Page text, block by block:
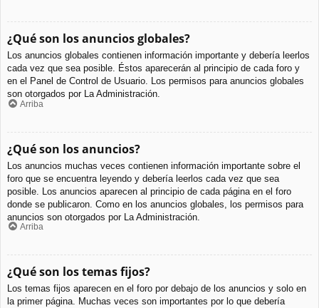
¿Qué son los anuncios globales?
Los anuncios globales contienen información importante y debería leerlos
cada vez que sea posible. Éstos aparecerán al principio de cada foro y
en el Panel de Control de Usuario. Los permisos para anuncios globales
son otorgados por La Administración.
Arriba
¿Qué son los anuncios?
Los anuncios muchas veces contienen información importante sobre el
foro que se encuentra leyendo y debería leerlos cada vez que sea
posible. Los anuncios aparecen al principio de cada página en el foro
donde se publicaron. Como en los anuncios globales, los permisos para
anuncios son otorgados por La Administración.
Arriba
¿Qué son los temas fijos?
Los temas fijos aparecen en el foro por debajo de los anuncios y solo en
la primer página. Muchas veces son importantes por lo que debería